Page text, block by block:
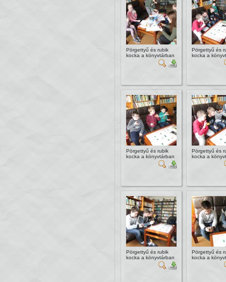
Pörgettyű és rubik
kocka a könyvtárban
Pörgettyű és
kocka a
Pörgettyű és rubik
kocka a könyvtárban
Pörgettyű és
kocka a
Pörgettyű és rubik
kocka a könyvtárban
Pörgettyű és
kocka a